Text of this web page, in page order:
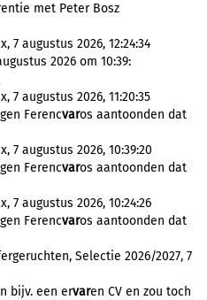
met Peter Bosz
7 augustus 2026, 12:24:34
2026 om 10:39:
7 augustus 2026, 11:20:35
Ferencvaros aantoonden dat
7 augustus 2026, 10:39:20
Ferencvaros aantoonden dat
7 augustus 2026, 10:24:26
Ferencvaros aantoonden dat
Selectie 2026/2027, 7
bijv. een ervaren CV en zou toch